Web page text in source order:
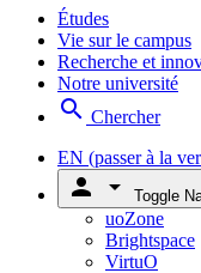
Études
Vie sur le campus
Recherche et
Notre université
search Chercher
EN (passer à la
person arrow_drop_down Toggle
uoZone
Brightspace
VirtuO